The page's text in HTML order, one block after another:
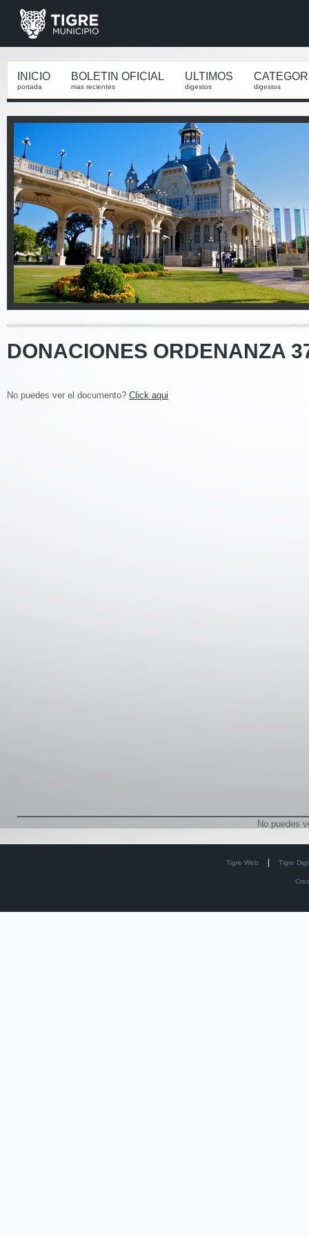
INICIO
portada
BOLETIN OFICIAL
mas recientes
ULTIMOS
digestos digestos
DONACIONES ORDENANZA
No puedes ver el documento? Click aqui
No puedes
Tigre Web Tigre